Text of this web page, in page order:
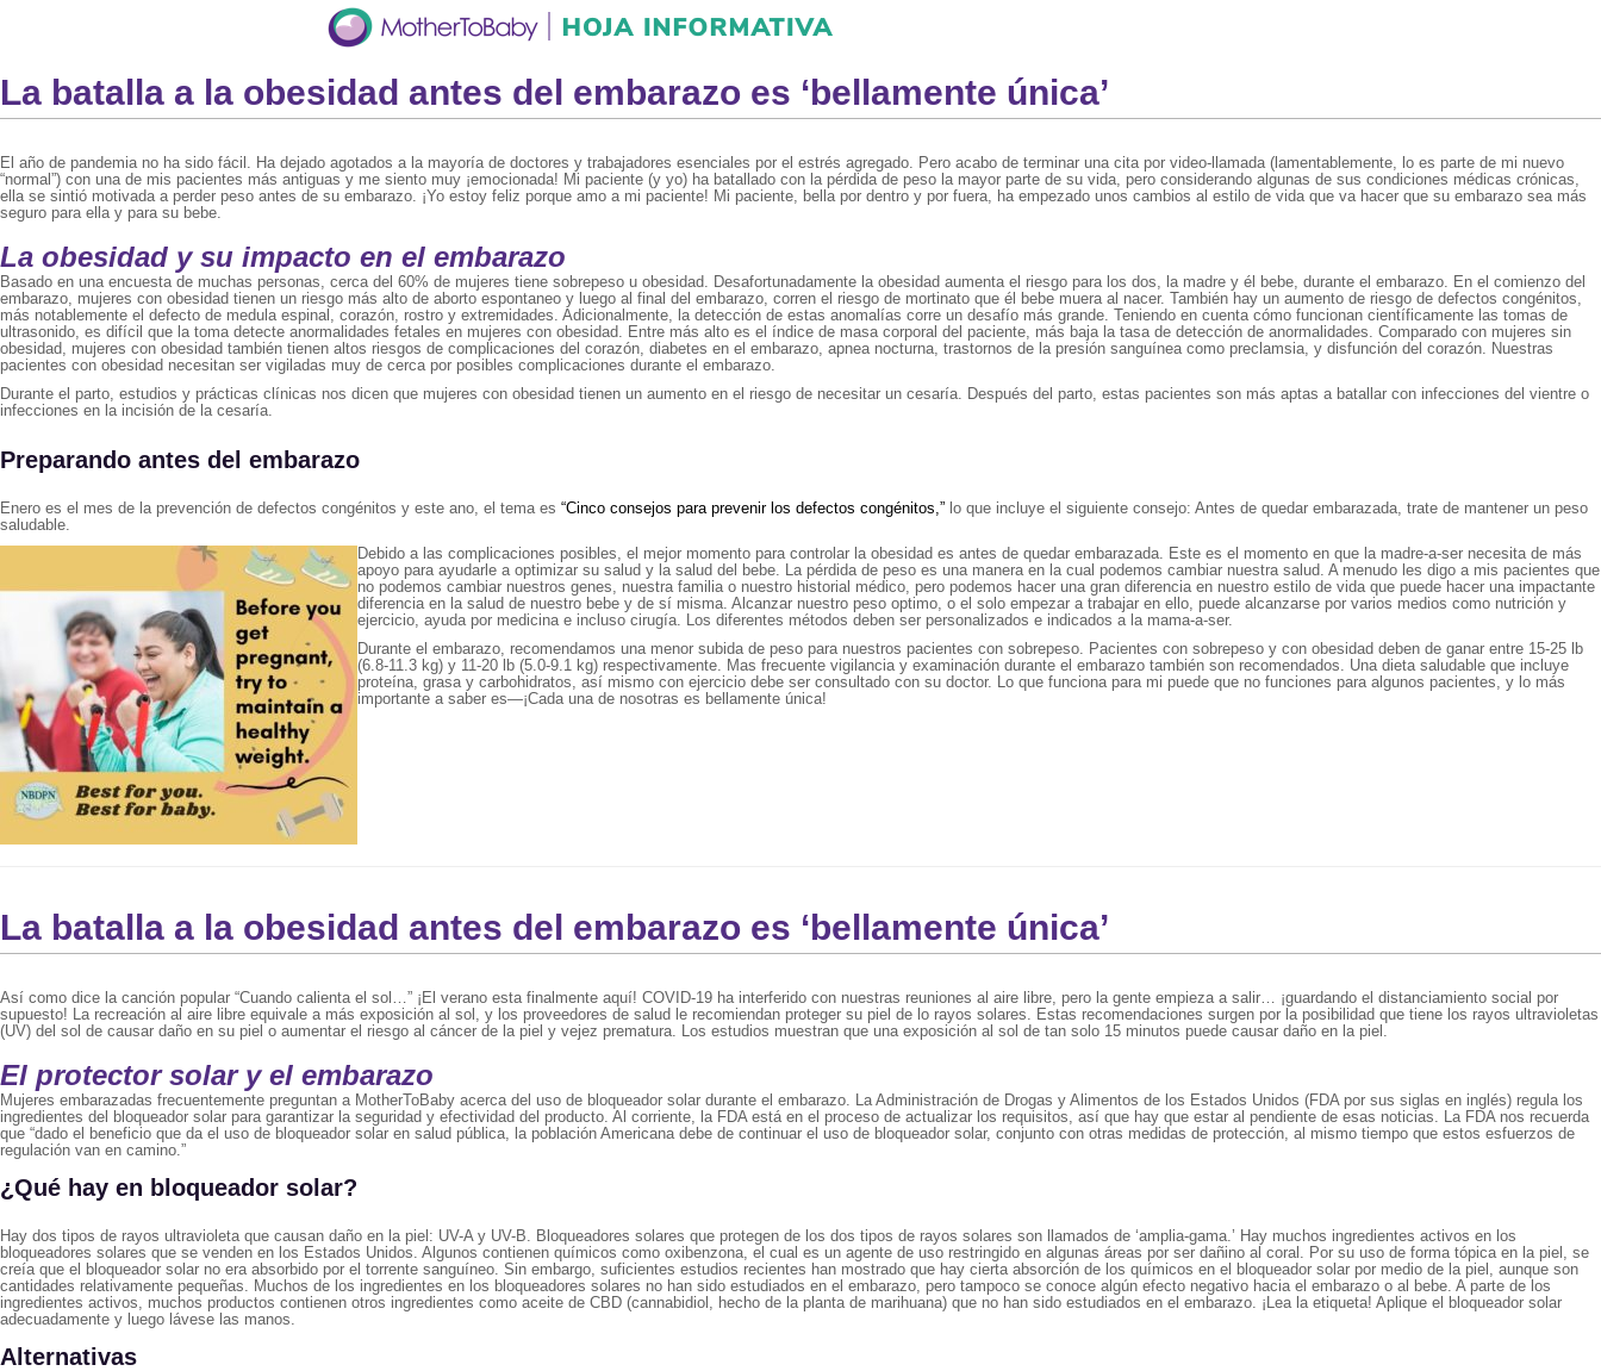
La batalla a la obesidad antes del embarazo es ‘bellamente única’
El año de pandemia no ha sido fácil. Ha dejado agotados a la mayoría de doctores y trabajadores esenciales por el estrés agregado. Pero acabo de terminar una cita por video-llamada (lamentablemente, lo es parte de mi nuevo
“normal”) con una de mis pacientes más antiguas y me siento muy ¡emocionada! Mi paciente (y yo) ha batallado con la pérdida de peso la mayor parte de su vida, pero considerando algunas de sus condiciones médicas crónicas,
ella se sintió motivada a perder peso antes de su embarazo. ¡Yo estoy feliz porque amo a mi paciente! Mi paciente, bella por dentro y por fuera, ha empezado unos cambios al estilo de vida que va hacer que su embarazo sea más
seguro para ella y para su bebe.
La obesidad y su impacto en el embarazo
Basado en una encuesta de muchas personas, cerca del 60% de mujeres tiene sobrepeso u obesidad. Desafortunadamente la obesidad aumenta el riesgo para los dos, la madre y él bebe, durante el embarazo. En el comienzo del
embarazo, mujeres con obesidad tienen un riesgo más alto de aborto espontaneo y luego al final del embarazo, corren el riesgo de mortinato que él bebe muera al nacer. También hay un aumento de riesgo de defectos congénitos,
más notablemente el defecto de medula espinal, corazón, rostro y extremidades. Adicionalmente, la detección de estas anomalías corre un desafío más grande. Teniendo en cuenta cómo funcionan científicamente las tomas de
ultrasonido, es difícil que la toma detecte anormalidades fetales en mujeres con obesidad. Entre más alto es el índice de masa corporal del paciente, más baja la tasa de detección de anormalidades. Comparado con mujeres sin
obesidad, mujeres con obesidad también tienen altos riesgos de complicaciones del corazón, diabetes en el embarazo, apnea nocturna, trastornos de la presión sanguínea como preclamsia, y disfunción del corazón. Nuestras
pacientes con obesidad necesitan ser vigiladas muy de cerca por posibles complicaciones durante el embarazo.
Durante el parto, estudios y prácticas clínicas nos dicen que mujeres con obesidad tienen un aumento en el riesgo de necesitar un cesaría. Después del parto, estas pacientes son más aptas a batallar con infecciones del vientre o
infecciones en la incisión de la cesaría.
Preparando antes del embarazo
Enero es el mes de la prevención de defectos congénitos y este ano, el tema es “Cinco consejos para prevenir los defectos congénitos,” lo que incluye el siguiente consejo: Antes de quedar embarazada, trate de mantener un peso
saludable.
Debido a las complicaciones posibles, el mejor momento para controlar la obesidad es antes de quedar embarazada. Este es el momento en que la madre-a-ser necesita de más
apoyo para ayudarle a optimizar su salud y la salud del bebe. La pérdida de peso es una manera en la cual podemos cambiar nuestra salud. A menudo les digo a mis pacientes que
no podemos cambiar nuestros genes, nuestra familia o nuestro historial médico, pero podemos hacer una gran diferencia en nuestro estilo de vida que puede hacer una impactante
diferencia en la salud de nuestro bebe y de sí misma. Alcanzar nuestro peso optimo, o el solo empezar a trabajar en ello, puede alcanzarse por varios medios como nutrición y
ejercicio, ayuda por medicina e incluso cirugía. Los diferentes métodos deben ser personalizados e indicados a la mama-a-ser.
Durante el embarazo, recomendamos una menor subida de peso para nuestros pacientes con sobrepeso. Pacientes con sobrepeso y con obesidad deben de ganar entre 15-25 lb
(6.8-11.3 kg) y 11-20 lb (5.0-9.1 kg) respectivamente. Mas frecuente vigilancia y examinación durante el embarazo también son recomendados. Una dieta saludable que incluye
proteína, grasa y carbohidratos, así mismo con ejercicio debe ser consultado con su doctor. Lo que funciona para mi puede que no funciones para algunos pacientes, y lo más
importante a saber es—¡Cada una de nosotras es bellamente única!
La batalla a la obesidad antes del embarazo es ‘bellamente única’
Así como dice la canción popular “Cuando calienta el sol…” ¡El verano esta finalmente aquí! COVID-19 ha interferido con nuestras reuniones al aire libre, pero la gente empieza a salir… ¡guardando el distanciamiento social por
supuesto! La recreación al aire libre equivale a más exposición al sol, y los proveedores de salud le recomiendan proteger su piel de lo rayos solares. Estas recomendaciones surgen por la posibilidad que tiene los rayos ultravioletas
(UV) del sol de causar daño en su piel o aumentar el riesgo al cáncer de la piel y vejez prematura. Los estudios muestran que una exposición al sol de tan solo 15 minutos puede causar daño en la piel.
El protector solar y el embarazo
Mujeres embarazadas frecuentemente preguntan a MotherToBaby acerca del uso de bloqueador solar durante el embarazo. La Administración de Drogas y Alimentos de los Estados Unidos (FDA por sus siglas en inglés) regula los
ingredientes del bloqueador solar para garantizar la seguridad y efectividad del producto. Al corriente, la FDA está en el proceso de actualizar los requisitos, así que hay que estar al pendiente de esas noticias. La FDA nos recuerda
que “dado el beneficio que da el uso de bloqueador solar en salud pública, la población Americana debe de continuar el uso de bloqueador solar, conjunto con otras medidas de protección, al mismo tiempo que estos esfuerzos de
regulación van en camino.”
¿Qué hay en bloqueador solar?
Hay dos tipos de rayos ultravioleta que causan daño en la piel: UV-A y UV-B. Bloqueadores solares que protegen de los dos tipos de rayos solares son llamados de ‘amplia-gama.’ Hay muchos ingredientes activos en los
bloqueadores solares que se venden en los Estados Unidos. Algunos contienen químicos como oxibenzona, el cual es un agente de uso restringido en algunas áreas por ser dañino al coral. Por su uso de forma tópica en la piel, se
creía que el bloqueador solar no era absorbido por el torrente sanguíneo. Sin embargo, suficientes estudios recientes han mostrado que hay cierta absorción de los químicos en el bloqueador solar por medio de la piel, aunque son
cantidades relativamente pequeñas. Muchos de los ingredientes en los bloqueadores solares no han sido estudiados en el embarazo, pero tampoco se conoce algún efecto negativo hacia el embarazo o al bebe. A parte de los
ingredientes activos, muchos productos contienen otros ingredientes como aceite de CBD (cannabidiol, hecho de la planta de marihuana) que no han sido estudiados en el embarazo. ¡Lea la etiqueta! Aplique el bloqueador solar
adecuadamente y luego lávese las manos.
Alternativas